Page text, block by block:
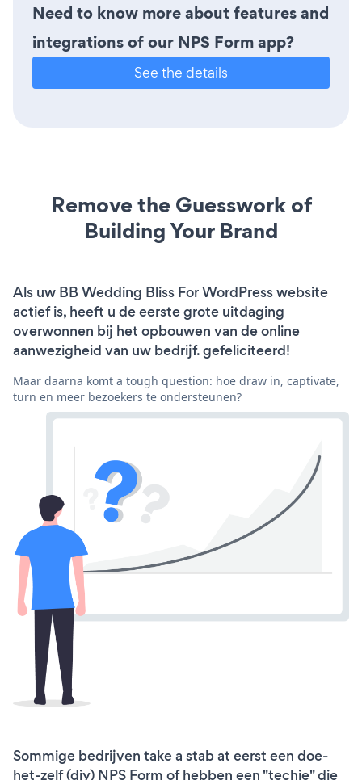
Need to know more about features and
integrations of our NPS Form app?
See the details
Remove the Guesswork of
Building Your Brand
Als uw BB Wedding Bliss For WordPress website
actief is, heeft u de eerste grote uitdaging
overwonnen bij het opbouwen van de online
aanwezigheid van uw bedrijf. gefeliciteerd!
Maar daarna komt a tough question: hoe draw in, captivate,
turn en meer bezoekers te ondersteunen?
Sommige bedrijven take a stab at eerst een doe-
het-zelf (diy) NPS Form of hebben een "techie" die